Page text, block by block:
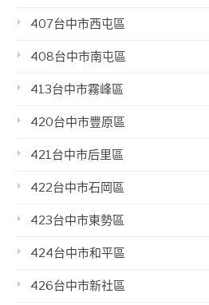
407台中市西屯區
408台中市南屯區
413台中市霧峰區
420台中市豐原區
421台中市后里區
422台中市石岡區
423台中市東勢區
424台中市和平區
426台中市新社區